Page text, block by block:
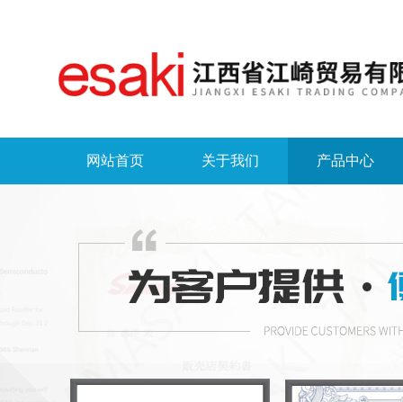
网站首页 关于我们 产品中心